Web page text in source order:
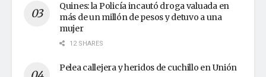
Quines: la Policía incautó droga valuada en
más de un millón de pesos y detuvo a una
mujer
12 SHARES
Pelea callejera y heridos de cuchillo en Unión